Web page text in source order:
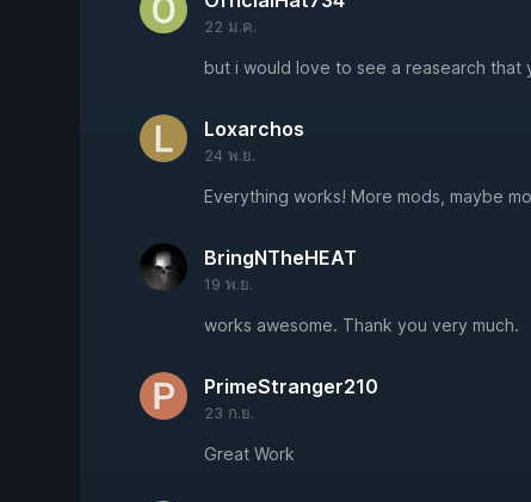
22 ม.ค.
but i would love to see a reasearch that
Loxarchos
24 พ.ย.
Everything works! More mods, maybe
BringNTheHEAT
19 พ.ย.
works awesome. Thank you very much.
PrimeStranger210
23 ก.ย.
Great Work